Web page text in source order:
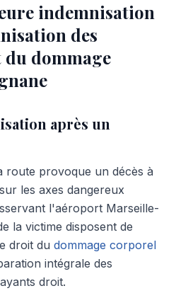
indemnisation
des
dommage
après un
route provoque un décès à
les axes dangereux
l'aéroport Marseille-
la victime disposent de
droit du dommage corporel
intégrale des
droit.